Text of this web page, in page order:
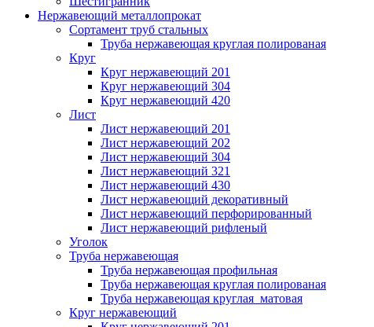
Нержавеющий металлопрокат
Сортамент труб стальных
Труба нержавеющая круглая полированая
Круг
Круг нержавеющий 201
Круг нержавеющий 304
Круг нержавеющий 420
Лист
Лист нержавеющий 201
Лист нержавеющий 202
Лист нержавеющий 304
Лист нержавеющий 321
Лист нержавеющий 430
Лист нержавеющий декоративный
Лист нержавеющий перфорированный
Лист нержавеющий рифленый
Уголок
Труба нержавеющая
Труба нержавеющая профильная
Труба нержавеющая круглая полированая
Труба нержавеющая круглая матовая
Круг нержавеющий